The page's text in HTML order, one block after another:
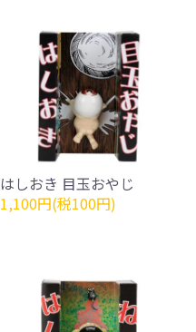
はしおき 目玉おやじ
1,100円(税100円)